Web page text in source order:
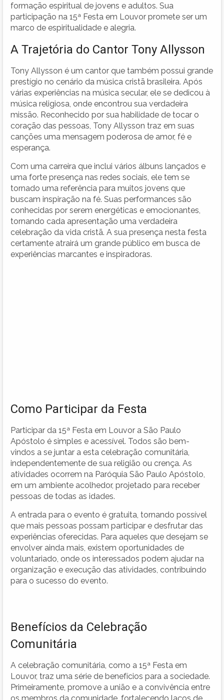
formação espiritual de jovens e adultos. Sua
participação na 15ª Festa em Louvor promete ser um
marco de espiritualidade e alegria.
A Trajetória do Cantor Tony Allysson
Tony Allysson é um cantor que também possui grande
prestígio no cenário da música cristã brasileira. Após
várias experiências na música secular, ele se dedicou à
música religiosa, onde encontrou sua verdadeira
missão. Reconhecido por sua habilidade de tocar o
coração das pessoas, Tony Allysson traz em suas
canções uma mensagem poderosa de amor, fé e
esperança.
Com uma carreira que inclui vários álbuns lançados e
uma forte presença nas redes sociais, ele tem se
tornado uma referência para muitos jovens que
buscam inspiração na fé. Suas performances são
conhecidas por serem energéticas e emocionantes,
tornando cada apresentação uma verdadeira
celebração da vida cristã. A sua presença nesta festa
certamente atrairá um grande público em busca de
experiências marcantes e inspiradoras.
Como Participar da Festa
Participar da 15ª Festa em Louvor a São Paulo
Apóstolo é simples e acessível. Todos são bem-
vindos a se juntar a esta celebração comunitária,
independentemente de sua religião ou crença. As
atividades ocorrem na Paróquia São Paulo Apóstolo,
em um ambiente acolhedor, projetado para receber
pessoas de todas as idades.
A entrada para o evento é gratuita, tornando possível
que mais pessoas possam participar e desfrutar das
experiências oferecidas. Para aqueles que desejam se
envolver ainda mais, existem oportunidades de
voluntariado, onde os interessados podem ajudar na
organização e execução das atividades, contribuindo
para o sucesso do evento.
Benefícios da Celebração
Comunitária
A celebração comunitária, como a 15ª Festa em
Louvor, traz uma série de benefícios para a sociedade.
Primeiramente, promove a união e a convivência entre
os membros da comunidade, fortalecendo laços de